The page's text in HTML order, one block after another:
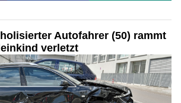
Autofahrer (50) rammt
verletzt